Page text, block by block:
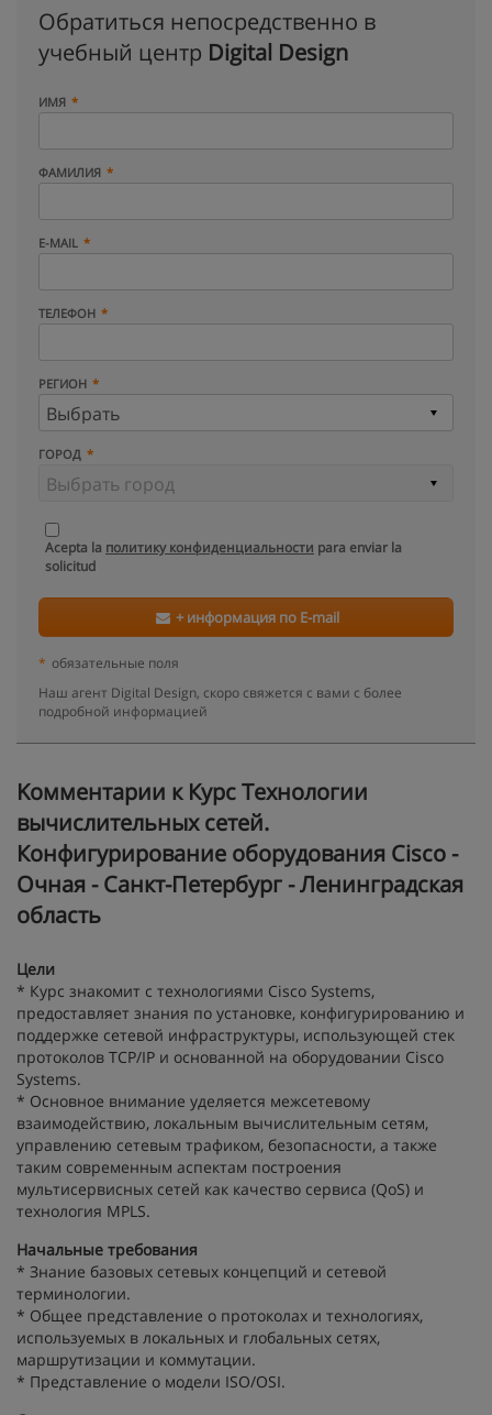
Обратиться непосредственно в
учебный центр Digital Design
ИМЯ
ФАМИЛИЯ
E-MAIL
ТЕЛЕФОН
РЕГИОН
ГОРОД
Acepta la политику конфиденциальности para enviar la
solicitud
+ информация по E-mail
* обязательные поля
Наш агент Digital Design, скоро свяжется с вами с более
подробной информацией
Kомментарии к Курс Технологии
вычислительных сетей.
Конфигурирование оборудования Cisco -
Очная - Санкт-Петербург - Ленинградская
область
Цели
* Курс знакомит с технологиями Сisco Systems,
предоставляет знания по установке, конфигурированию и
поддержке сетевой инфраструктуры, использующей стек
протоколов TCP/IP и основанной на оборудовании Cisco
Systems.
* Основное внимание уделяется межсетевому
взаимодействию, локальным вычислительным сетям,
управлению сетевым трафиком, безопасности, а также
таким современным аспектам построения
мультисервисных сетей как качество сервиса (QoS) и
технология MPLS.
Начальные требования
* Знание базовых сетевых концепций и сетевой
терминологии.
* Общее представление о протоколах и технологиях,
используемых в локальных и глобальных сетях,
маршрутизации и коммутации.
* Представление о модели ISO/OSI.